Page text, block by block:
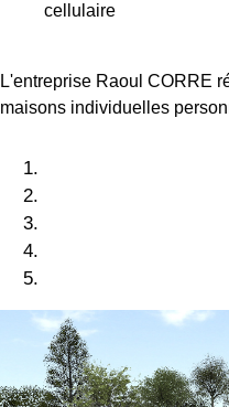
cellulaire
L'entreprise Raoul CORRE
maisons individuelles